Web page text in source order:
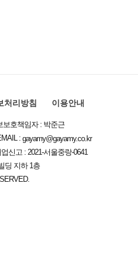
처리방침 이용안내
호책임자 : 박준근
:gayamy@gayamy.co.kr
신고 : 2021-서울중랑-0641
딩 지하 1층